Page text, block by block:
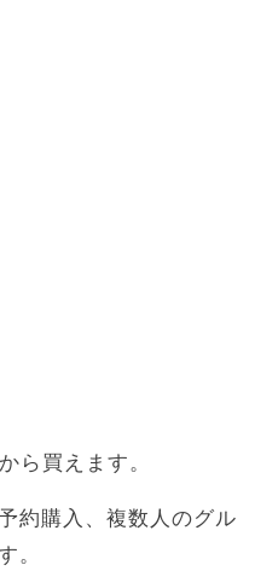
ら買えます。
約購入、複数人のグル
。